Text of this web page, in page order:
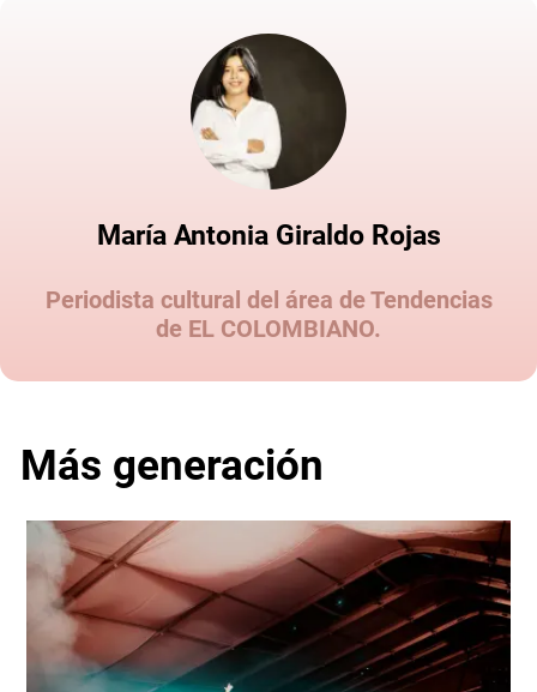
María Antonia Giraldo Rojas
Periodista cultural del área de Tendencias
de EL COLOMBIANO.
Más generación